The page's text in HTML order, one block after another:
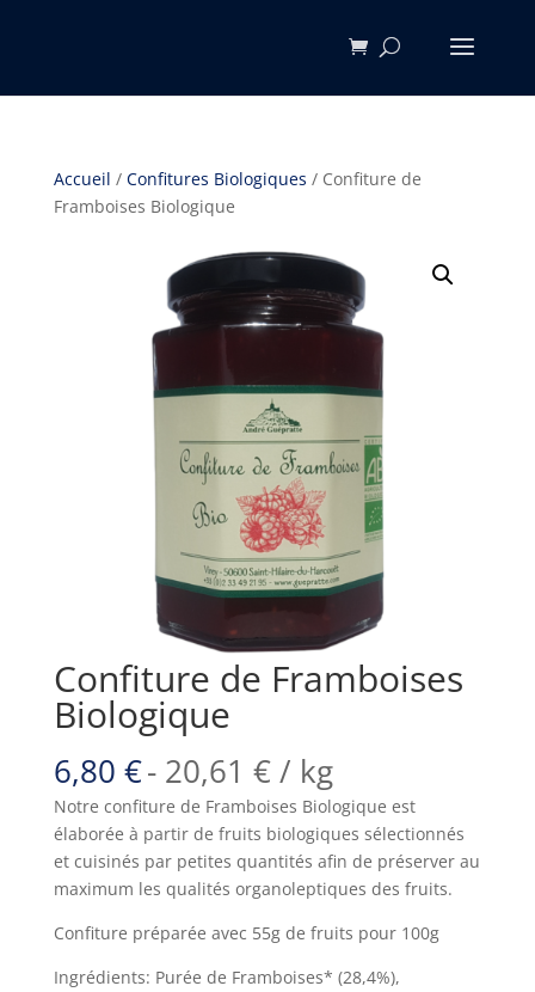
Accueil / Confitures Biologiques / Confiture de
Framboises Biologique
Confiture de Framboises
Biologique
6,80 €- 20,61 €/ kg
Notre confiture de Framboises Biologique est
élaborée à partir de fruits biologiques sélectionnés
et cuisinés par petites quantités afin de préserver au
maximum les qualités organoleptiques des fruits.
Confiture préparée avec 55g de fruits pour 100g
Ingrédients: Purée de Framboises* (28,4%),